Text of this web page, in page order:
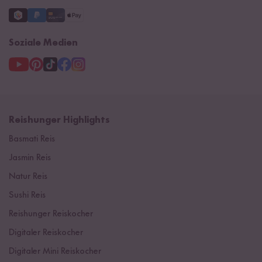
Soziale Medien
Reishunger Highlights
Basmati Reis
Jasmin Reis
Natur Reis
Sushi Reis
Reishunger Reiskocher
Digitaler Reiskocher
Digitaler Mini Reiskocher